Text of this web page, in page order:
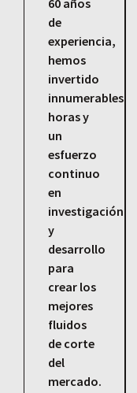
60 años
de
experiencia,
hemos
invertido
innumerables
horas y
un
esfuerzo
continuo
en
investigación
y
desarrollo
para
crear los
mejores
fluidos
de corte
del
mercado.